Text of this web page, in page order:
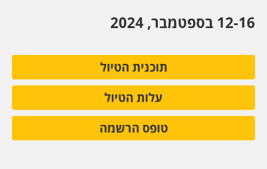
12-16 בספטמבר, 2024
תוכנית הטיול
עלות הטיול
טופס הרשמה